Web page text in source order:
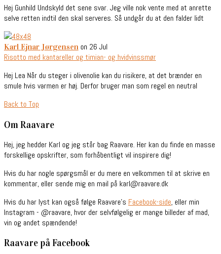
Hej Gunhild Undskyld det sene svar. Jeg ville nok vente med at anrette
selve retten indtil den skal serveres. Så undgår du at den falder lidt
Karl Ejnar Jørgensen on 26 Jul
Risotto med kantareller og timian- og hvidvinssmør
Hej Lea Når du steger i olivenolie kan du risikere, at det brænder en
smule hvis varmen er høj. Derfor bruger man som regel en neutral
Back to Top
Om Raavare
Hej, jeg hedder Karl og jeg står bag Raavare. Her kan du finde en masse
forskellige opskrifter, som forhåbentligt vil inspirere dig!
Hvis du har nogle spørgsmål er du mere en velkommen til at skrive en
kommentar, eller sende mig en mail på karl@raavare.dk
Hvis du har lyst kan også følge Raavare’s Facebook-side, eller min
Instagram - @raavare, hvor der selvfølgelig er mange billeder af mad,
vin og andet spændende!
Raavare på Facebook